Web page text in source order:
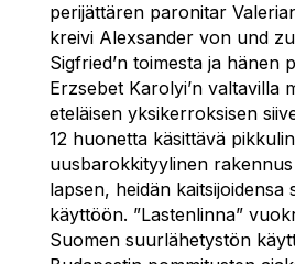
perijättären paronitar
kreivi Alexsander von und
Sigfried’n toimesta ja hänen
Erzsebet Karolyi’n valtavilla
eteläisen yksikerroksisen
12 huonetta käsittävä
uusbarokkityylinen
lapsen, heidän kaitsijoidensa
käyttöön. ”Lastenlinna”
Suomen suurlähetystön